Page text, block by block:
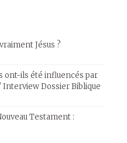
Jésus ?
ont-ils été influencés par
Dossier Biblique
Testament :